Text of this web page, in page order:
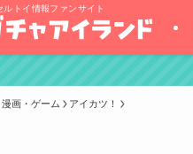
ルトイ情報ファンサイト
画・ゲーム アイカツ！